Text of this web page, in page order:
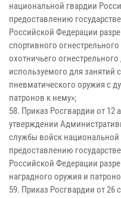
национальной гвардии
предоставлению
Российской Федерации
спортивного
охотничьего
используемого для занятий
пневматического оружия с
патронов к нему»;
58. Приказ Росгвардии от 12
утверждении
службы войск
предоставлению
Российской Федерации
наградного оружия и
59. Приказ Росгвардии от 26